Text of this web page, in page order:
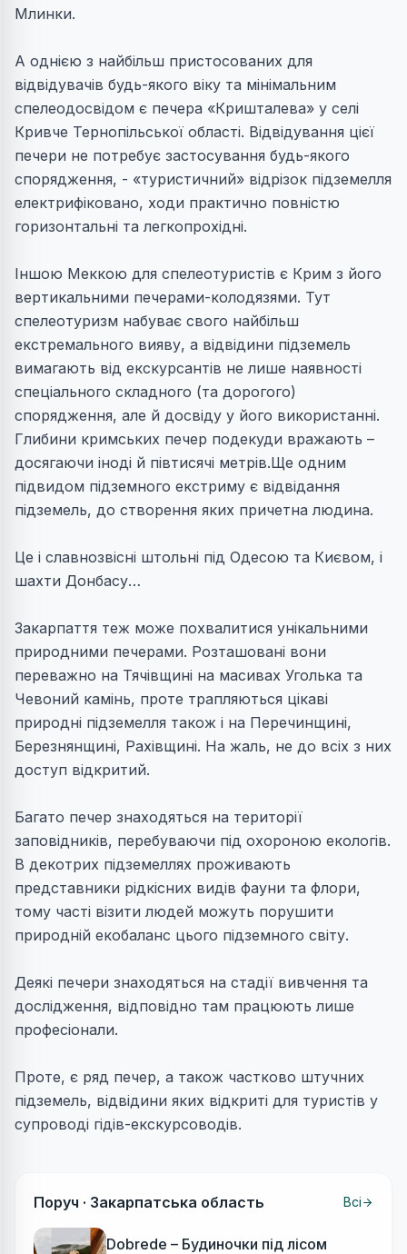
Млинки.
А однією з найбільш пристосованих для
відвідувачів будь-якого віку та мінімальним
спелеодосвідом є печера «Кришталева» у селі
Кривче Тернопільської області. Відвідування цієї
печери не потребує застосування будь-якого
спорядження, - «туристичний» відрізок підземелля
електрифіковано, ходи практично повністю
горизонтальні та легкопрохідні.
Іншою Меккою для спелеотуристів є Крим з його
вертикальними печерами-колодязями. Тут
спелеотуризм набуває свого найбільш
екстремального вияву, а відвідини підземель
вимагають від екскурсантів не лише наявності
спеціального складного (та дорогого)
спорядження, але й досвіду у його використанні.
Глибини кримських печер подекуди вражають –
досягаючи іноді й півтисячі метрів.Ще одним
підвидом підземного екстриму є відвідання
підземель, до створення яких причетна людина.
Це і славнозвісні штольні під Одесою та Києвом, і
шахти Донбасу…
Закарпаття теж може похвалитися унікальними
природними печерами. Розташовані вони
переважно на Тячівщині на масивах Уголька та
Чевоний камінь, проте трапляються цікаві
природні підземелля також і на Перечинщині,
Березнянщині, Рахівщині. На жаль, не до всіх з них
доступ відкритий.
Багато печер знаходяться на території
заповідників, перебуваючи під охороною екологів.
В декотрих підземеллях проживають
представники рідкісних видів фауни та флори,
тому часті візити людей можуть порушити
природній екобаланс цього підземного світу.
Деякі печери знаходяться на стадії вивчення та
дослідження, відповідно там працюють лише
професіонали.
Проте, є ряд печер, а також частково штучних
підземель, відвідини яких відкриті для туристів у
супроводі гідів-екскурсоводів.
Поруч · Закарпатська область Всі
Dobrede – Будиночки під лісом